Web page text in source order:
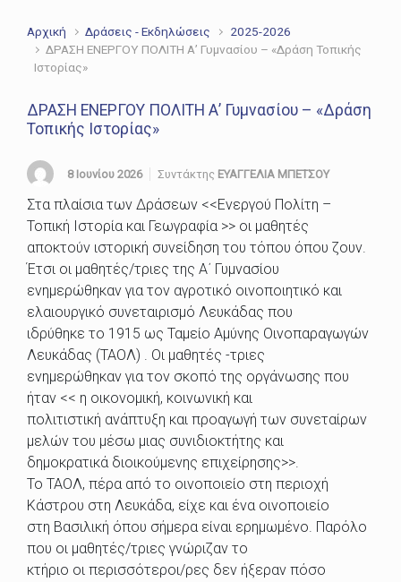
Αρχική Δράσεις - Εκδηλώσεις
2025-2026
ΔΡΑΣΗ ΕΝΕΡΓΟΥ ΠΟΛΙΤΗ Α’ Γυμνασίου – «Δράση Τοπικής
Ιστορίας»
ΔΡΑΣΗ ΕΝΕΡΓΟΥ ΠΟΛΙΤΗ Α’ Γυμνασίου – «Δράση
Τοπικής Ιστορίας»
8 Ιουνίου 2026 Συντάκτης ΕΥΑΓΓΕΛΙΑ ΜΠΕΤΣΟΥ
Στα πλαίσια των Δράσεων <<Ενεργού Πολίτη –
Τοπική Ιστορία και Γεωγραφία >> οι μαθητές
αποκτούν ιστορική συνείδηση του τόπου όπου ζουν.
Έτσι οι μαθητές/τριες της Α΄ Γυμνασίου
ενημερώθηκαν για τον αγροτικό οινοποιητικό και
ελαιουργικό συνεταιρισμό Λευκάδας που
ιδρύθηκε το 1915 ως Ταμείο Αμύνης Οινοπαραγωγών
Λευκάδας (ΤΑΟΛ) . Οι μαθητές -τριες
ενημερώθηκαν για τον σκοπό της οργάνωσης που
ήταν << η οικονομική, κοινωνική και
πολιτιστική ανάπτυξη και προαγωγή των συνεταίρων
μελών του μέσω μιας συνιδιοκτήτης και
δημοκρατικά διοικούμενης επιχείρησης>>.
Το ΤΑΟΛ, πέρα από το οινοποιείο στη περιοχή
Κάστρου στη Λευκάδα, είχε και ένα οινοποιείο
στη Βασιλική όπου σήμερα είναι ερημωμένο. Παρόλο
που οι μαθητές/τριες γνώριζαν το
κτήριο οι περισσότεροι/ρες δεν ήξεραν πόσο